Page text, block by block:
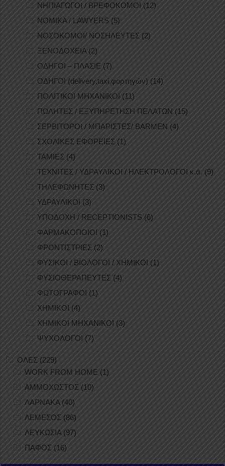
ΝΗΠΙΑΓΩΓΟΙ / ΒΡΕΦΟΚΟΜΟΙ (12)
ΝΟΜΙΚΑ / LAWYERS (5)
ΝΟΣΟΚΟΜΟΙ/ ΝΟΣΗΛΕΥΤΕΣ (2)
ΞΕΝΟΔΟΧΕΙΑ (2)
ΟΔΗΓΟΙ – ΠΛΑΣΙΕ (7)
ΟΔΗΓΟΙ (delivery,taxi,φορτηγών) (14)
ΠΟΛΙΤΙΚΟΙ ΜΗΧΑΝΙΚΟΙ (11)
ΠΩΛΗΤΕΣ / ΕΞΥΠΗΡΕΤΗΣΗ ΠΕΛΑΤΩΝ (15)
ΣΕΡΒΙΤΟΡΟΙ / ΜΠΑΡΙΣΤΕΣ/ BARMEN (4)
ΣΧΟΛΙΚΕΣ ΕΦΟΡΕΙΕΣ (1)
ΤΑΜΙΕΣ (4)
ΤΕΧΝΙΤΕΣ / ΥΔΡΑΥΛΙΚΟΙ / ΗΛΕΚΤΡΟΛΟΓΟΙ κ.ά. (9)
ΤΗΛΕΦΩΝΗΤΕΣ (3)
ΥΔΡΑΥΛΙΚΟΙ (3)
ΥΠΟΔΟΧΗ / RECEPTIONISTS (6)
ΦΑΡΜΑΚΟΠΟΙΟΙ (1)
ΦΡΟΝΤΙΣΤΡΙΕΣ (2)
ΦΥΣΙΚΟΙ / ΒΙΟΛΟΓΟΙ / ΧΗΜΙΚΟΙ (1)
ΦΥΣΙΟΘΕΡΑΠΕΥΤΕΣ (4)
ΦΩΤΟΓΡΑΦΟΙ (1)
ΧΗΜΙΚΟΙ (4)
ΧΗΜΙΚΟΙ ΜΗΧΑΝΙΚΟΙ (3)
ΨΥΧΟΛΟΓΟΙ (7)
ΟΛΕΣ (229)
WORK FROM HOME (1)
ΑΜΜΟΧΩΣΤΟΣ (10)
ΛΑΡΝΑΚΑ(40)
ΛΕΜΕΣΟΣ (86)
ΛΕΥΚΩΣΙΑ(97)
ΠΑΦΟΣ (16)